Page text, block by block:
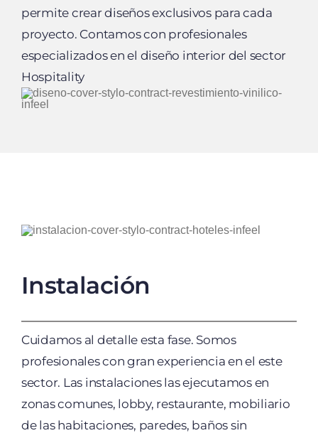
permite crear diseños exclusivos para cada
proyecto. Contamos con profesionales
especializados en el diseño interior del sector
Hospitality
Instalación
Cuidamos al detalle esta fase. Somos
profesionales con gran experiencia en el este
sector. Las instalaciones las ejecutamos en
zonas comunes, lobby, restaurante, mobiliario
de las habitaciones, paredes, baños sin